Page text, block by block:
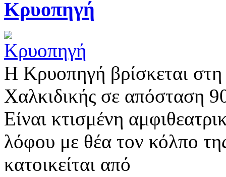
Κρυοπηγή
Η Kρυοπηγή βρίσκεται
Χαλκιδικής σε απόσταση
Είναι κτισμένη
λόφου με θέα τον κόλπο
κατοικείται από